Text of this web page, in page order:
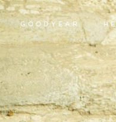
GOODYEAR